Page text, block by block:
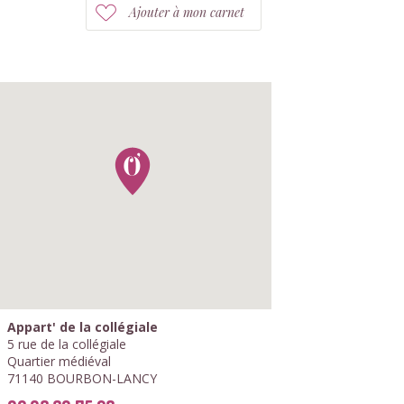
Ajouter à mon carnet
Appart' de la collégiale
5 rue de la collégiale
Quartier médiéval
71140 BOURBON-LANCY